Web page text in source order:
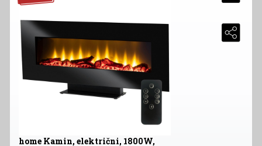
home Kamin, električni, 1800W,